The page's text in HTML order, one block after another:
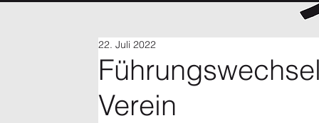
Verein
22. Juli 2022